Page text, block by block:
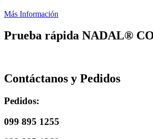
Más Información
Prueba rápida NADAL®
Contáctanos y Pedidos
Pedidos:
099 895 1255